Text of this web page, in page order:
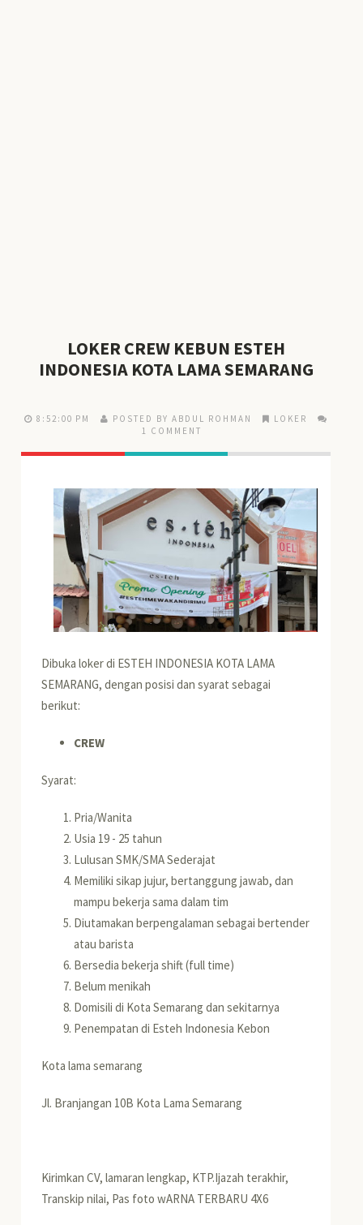
LOKER CREW KEBUN ESTEH
INDONESIA KOTA LAMA SEMARANG
8:52:00 PM POSTED BY ABDUL ROHMAN
LOKER
1 COMMENT
Dibuka loker di ESTEH INDONESIA KOTA LAMA
SEMARANG, dengan posisi dan syarat sebagai
berikut:
CREW
Syarat:
Pria/Wanita
Usia 19 - 25 tahun
Lulusan SMK/SMA Sederajat
Memiliki sikap jujur, bertanggung jawab, dan
mampu bekerja sama dalam tim
Diutamakan berpengalaman sebagai bertender
atau barista
Bersedia bekerja shift (full time)
Belum menikah
Domisili di Kota Semarang dan sekitarnya
Penempatan di Esteh Indonesia Kebon
Kota lama semarang
Jl. Branjangan 10B Kota Lama Semarang
Kirimkan CV, lamaran lengkap, KTP.Ijazah terakhir,
Transkip nilai, Pas foto wARNA TERBARU 4X6